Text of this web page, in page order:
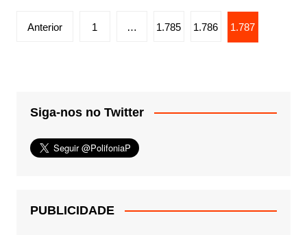
Paginação
Anterior 1 … 1.785 1.786 1.787
Siga-nos no Twitter
PUBLICIDADE